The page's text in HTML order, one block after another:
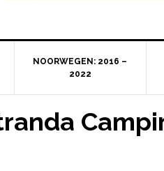
NOORWEGEN: 2016 –
2022